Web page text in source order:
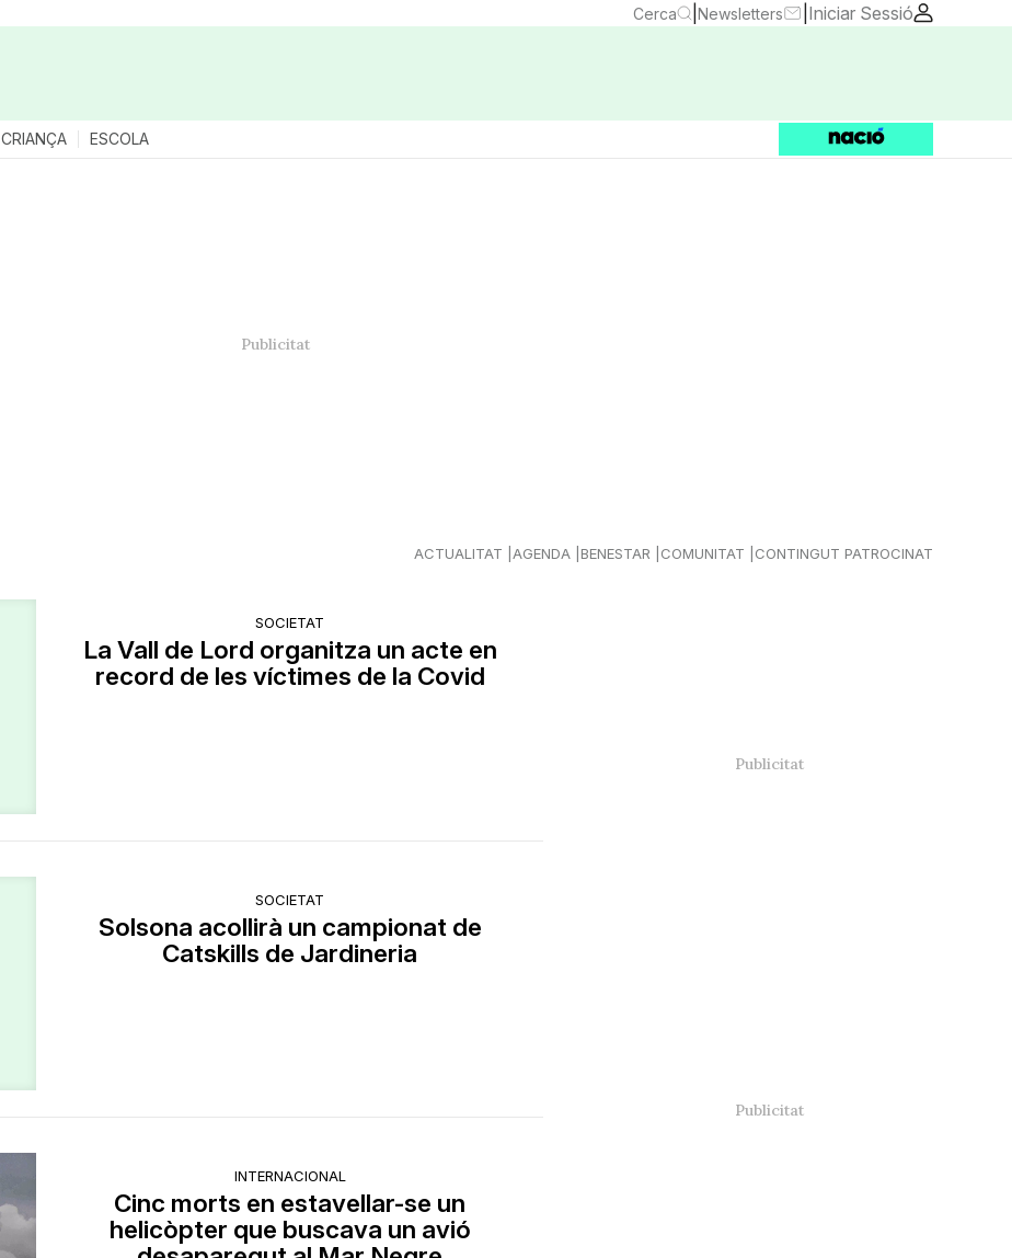
Cerca Newsletters Iniciar Sessió
CRIANÇA ESCOLA
ACTUALITAT AGENDA BENESTAR COMUNITAT CONTINGUT PATROCINAT
SOCIETAT
​La Vall de Lord organitza un acte en
record de les víctimes de la Covid
SOCIETAT
Solsona acollirà un campionat de
Catskills de Jardineria
INTERNACIONAL
Cinc morts en estavellar-se un
helicòpter que buscava un avió